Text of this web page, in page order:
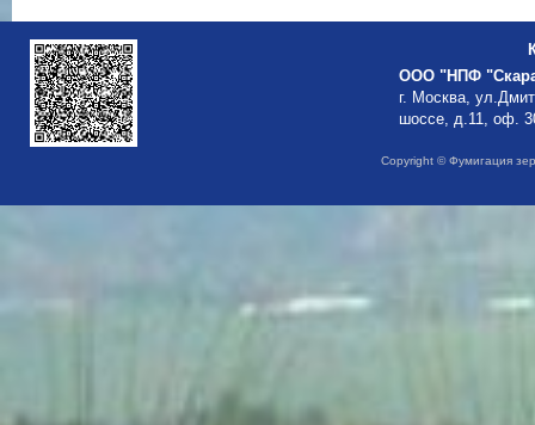
ООО "НПФ
г. Москва,
шоссе, д.11, оф.
Copyright © Фумигация